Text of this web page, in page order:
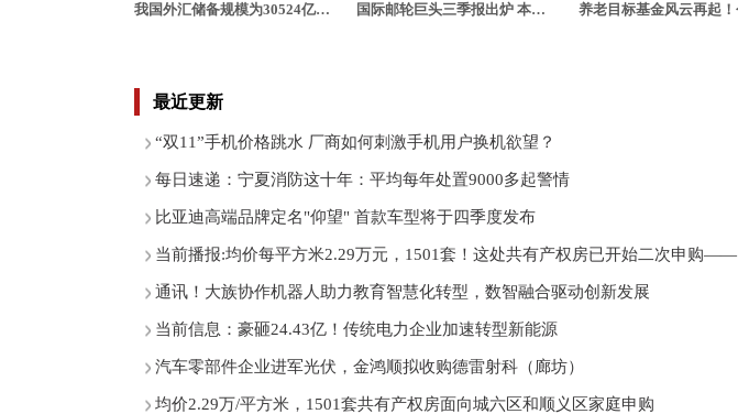
我国外汇储备规模为30524亿美元 黄金储备6264万盎司 国际邮轮巨头三季报出炉 本土邮轮将成为一股新势力
最近更新
“双11”手机价格跳水 厂商如何刺激手机用户换机欲望？
每日速递：宁夏消防这十年：平均每年处置9000多起警情
比亚迪高端品牌定名"仰望" 首款车型将于四季度发布
当前播报:均价每平方米2.29万元，1501套！这处共有产权房已开始二次申购——
通讯！大族协作机器人助力教育智慧化转型，数智融合驱动创新发展
当前信息：豪砸24.43亿！传统电力企业加速转型新能源
汽车零部件企业进军光伏，金鸿顺拟收购德雷射科（廊坊）
均价2.29万/平方米，1501套共有产权房面向城六区和顺义区家庭申购